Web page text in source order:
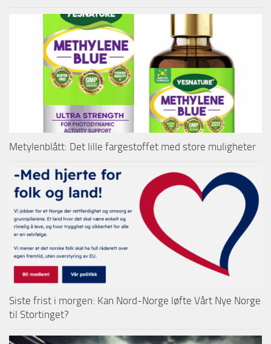
Metylenblått: Det lille fargestoffet med store muligheter
Siste frist i morgen: Kan Nord-Norge løfte Vårt Nye Norge
til Stortinget?